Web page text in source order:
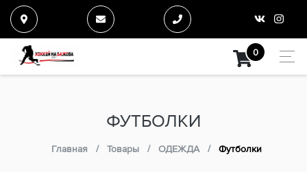
0
ФУТБОЛКИ
Главная Товары ОДЕЖДА Футболки